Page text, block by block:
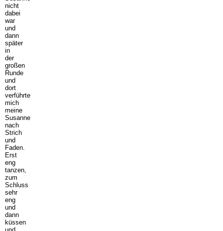
nicht
dabei
war
und
dann
später
in
der
großen
Runde
und
dort
verführte
mich
meine
Susanne
nach
Strich
und
Faden.
Erst
eng
tanzen,
zum
Schluss
sehr
eng
und
dann
küssen